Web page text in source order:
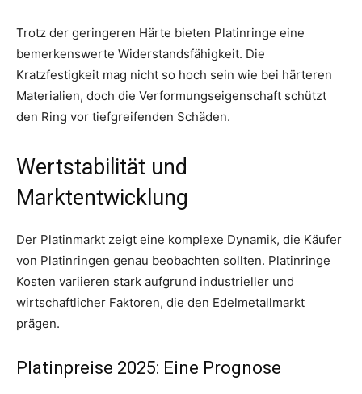
Trotz der geringeren Härte bieten Platinringe eine
bemerkenswerte Widerstandsfähigkeit. Die
Kratzfestigkeit mag nicht so hoch sein wie bei härteren
Materialien, doch die Verformungseigenschaft schützt
den Ring vor tiefgreifenden Schäden.
Wertstabilität und
Marktentwicklung
Der Platinmarkt zeigt eine komplexe Dynamik, die Käufer
von Platinringen genau beobachten sollten. Platinringe
Kosten variieren stark aufgrund industrieller und
wirtschaftlicher Faktoren, die den Edelmetallmarkt
prägen.
Platinpreise 2025: Eine Prognose